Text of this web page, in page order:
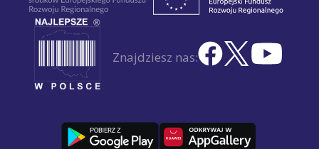
Znajdziesz nas: